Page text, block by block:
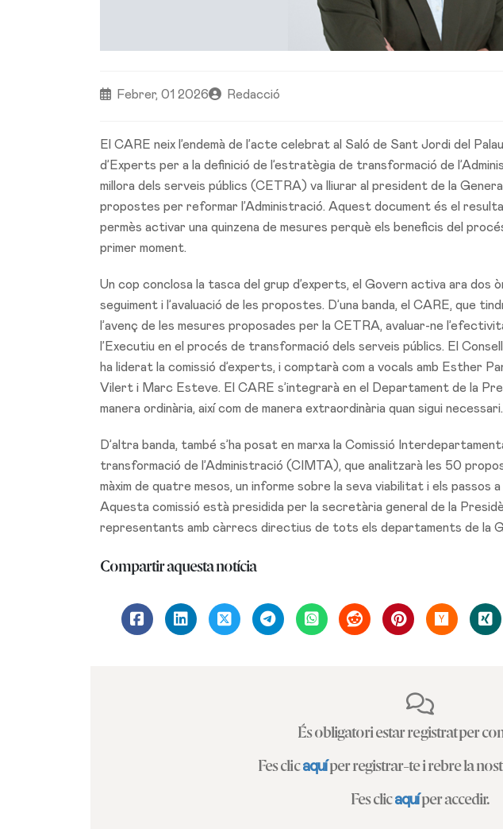
Febrer, 01 2026 Redacció
El CARE neix l’endemà de l’acte celebrat al Saló de Sant Jordi del
d’Experts per a la definició de l’estratègia de transformació de
millora dels serveis públics (CETRA) va lliurar al president de la
propostes per reformar l’Administració. Aquest document és el
permès activar una quinzena de mesures perquè els beneficis del
primer moment.
Un cop conclosa la tasca del grup d’experts, el Govern activa ara dos
seguiment i l’avaluació de les propostes. D’una banda, el CARE, que
l’avenç de les mesures proposades per la CETRA, avaluar-ne
l’Executiu en el procés de transformació dels serveis públics. El
ha liderat la comissió d’experts, i comptarà com a vocals amb Esther
Vilert i Marc Esteve. El CARE s’integrarà en el Departament de la
manera ordinària, així com de manera extraordinària quan sigui necessari.
D’altra banda, també s’ha posat en marxa la Comissió
transformació de l’Administració (CIMTA), que analitzarà les 50
màxim de quatre mesos, un informe sobre la seva viabilitat i els passos
Aquesta comissió està presidida per la secretària general de la
representants amb càrrecs directius de tots els departaments de la
Compartir aquesta notícia
És obligatori estar registrat per
Fes clicaquíper registrar-te i rebre la
Fes clicaquíper accedir.